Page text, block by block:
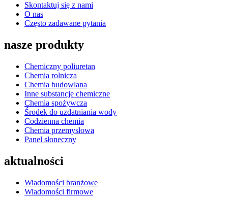
Skontaktuj się z nami
O nas
Często zadawane pytania
nasze produkty
Chemiczny poliuretan
Chemia rolnicza
Chemia budowlana
Inne substancje chemiczne
Chemia spożywcza
Środek do uzdatniania wody
Codzienna chemia
Chemia przemysłowa
Panel słoneczny
aktualności
Wiadomości branżowe
Wiadomości firmowe